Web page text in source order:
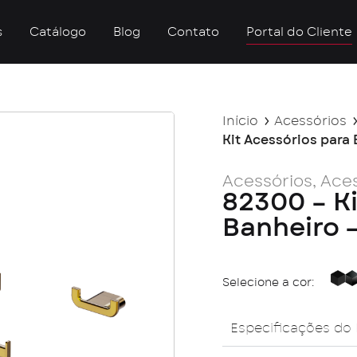
Catálogo Blog Contato Portal do Cliente
Início Acessórios
Kit Acessórios para
Acessórios,
82300 –
Banheiro
Selecione a cor:
Especificações do